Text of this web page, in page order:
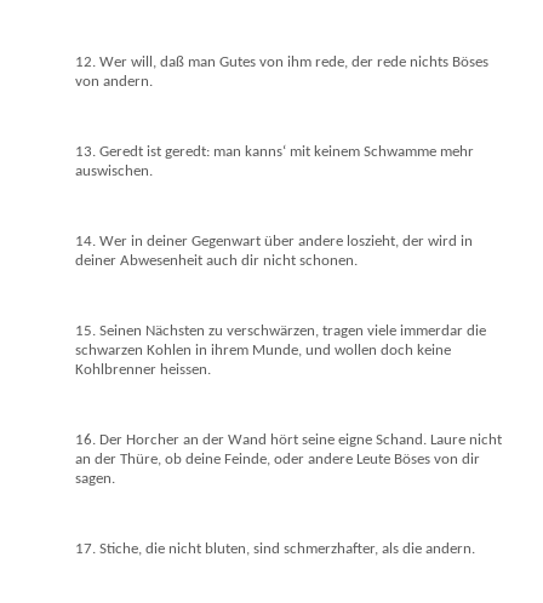
12. Wer will, daß man Gutes von ihm rede, der rede nichts Böses
von andern.
13. Geredt ist geredt: man kanns‘ mit keinem Schwamme mehr
auswischen.
14. Wer in deiner Gegenwart über andere loszieht, der wird in
deiner Abwesenheit auch dir nicht schonen.
15. Seinen Nächsten zu verschwärzen, tragen viele immerdar die
schwarzen Kohlen in ihrem Munde, und wollen doch keine
Kohlbrenner heissen.
16. Der Horcher an der Wand hört seine eigne Schand. Laure nicht
an der Thüre, ob deine Feinde, oder andere Leute Böses von dir
sagen.
17. Stiche, die nicht bluten, sind schmerzhafter, als die andern.